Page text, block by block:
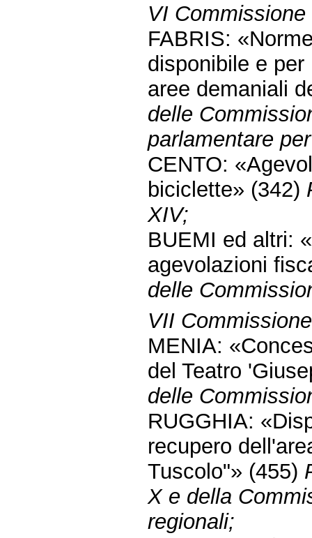
VI
FABRIS:
disponibile e
aree demaniali
delle
parlamentare
CENTO:
biciclette» (342)
XIV;
BUEMI ed altri:
agevolazioni
delle
VII
MENIA:
del Teatro
delle
RUGGHIA:
recupero
Tuscolo"» (455)
X e della
regionali;